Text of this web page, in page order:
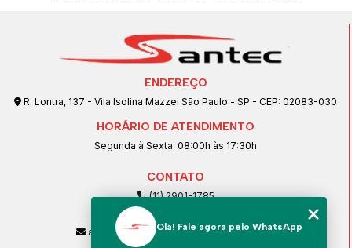
ENDEREÇO
R. Lontra, 137 - Vila Isolina Mazzei São Paulo - SP - CEP: 02083-030
HORÁRIO DE ATENDIMENTO
Segunda à Sexta: 08:00h às 17:30h
CONTATO
(11) 2901-1785
(11) 99239-1832
atendimento@santeccopiadoras.com.br
Olá! Fale agora pelo WhatsApp